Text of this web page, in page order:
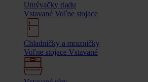
Umývačky riadu
Vstavané Voľne stojace
Chladničky a mrazničky
Voľne stojace Vstavané